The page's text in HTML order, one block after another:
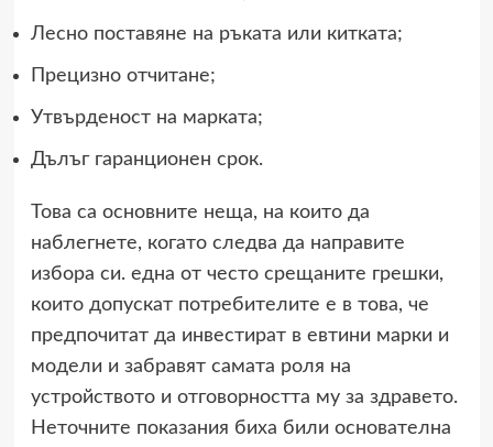
Лесно поставяне на ръката или китката;
Прецизно отчитане;
Утвърденост на марката;
Дълъг гаранционен срок.
Това са основните неща, на които да
наблегнете, когато следва да направите
избора си. една от често срещаните грешки,
които допускат потребителите е в това, че
предпочитат да инвестират в евтини марки и
модели и забравят самата роля на
устройството и отговорността му за здравето.
Неточните показания биха били основателна